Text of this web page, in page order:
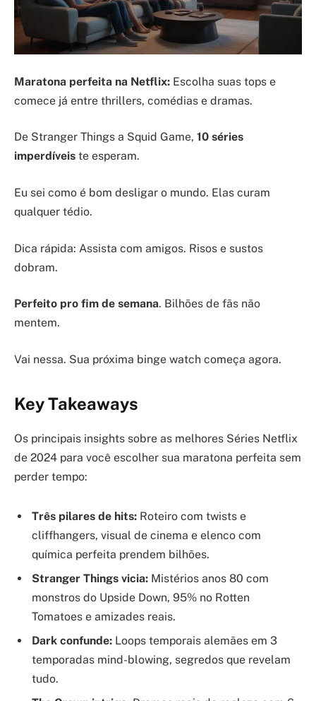
Maratona perfeita na Netflix: Escolha suas tops e
comece já entre thrillers, comédias e dramas.
De Stranger Things a Squid Game, 10 séries
imperdíveis te esperam.
Eu sei como é bom desligar o mundo. Elas curam
qualquer tédio.
Dica rápida: Assista com amigos. Risos e sustos
dobram.
Perfeito pro fim de semana. Bilhões de fãs não
mentem.
Vai nessa. Sua próxima binge watch começa agora.
Key Takeaways
Os principais insights sobre as melhores Séries Netflix
de 2024 para você escolher sua maratona perfeita sem
perder tempo:
Três pilares de hits: Roteiro com twists e
cliffhangers, visual de cinema e elenco com
química perfeita prendem bilhões.
Stranger Things vicia: Mistérios anos 80 com
monstros do Upside Down, 95% no Rotten
Tomatoes e amizades reais.
Dark confunde: Loops temporais alemães em 3
temporadas mind-blowing, segredos que revelam
tudo.